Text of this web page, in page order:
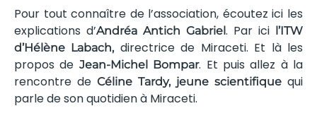
Pour tout connaître de l’association, écoutez ici les
explications d’Andréa Antich Gabriel. Par ici l’ITW
d’Hélène Labach, directrice de Miraceti. Et là les
propos de Jean-Michel Bompar. Et puis allez à la
rencontre de Céline Tardy, jeune scientifique qui
parle de son quotidien à Miraceti.